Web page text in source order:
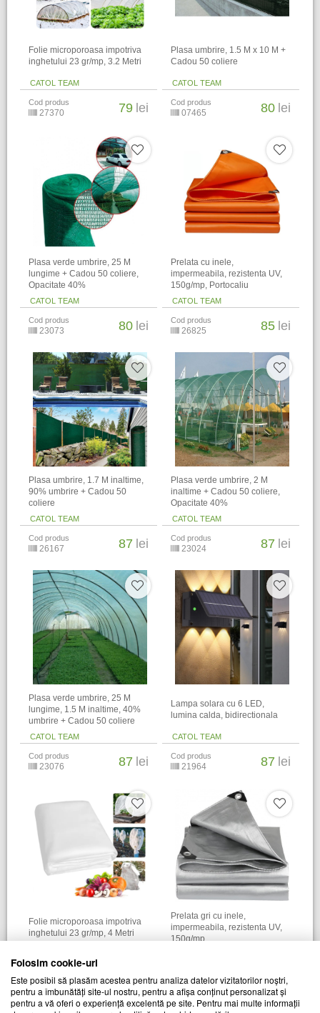
Folie microporoasa impotriva
inghetului 23 gr/mp, 3.2 Metri
CATOL TEAM
Cod produs
27370 79 lei
Plasa umbrire, 1.5 M x 10 M +
Cadou 50 coliere
CATOL TEAM
Cod produs
07465 80 lei
Plasa verde umbrire, 25 M
lungime + Cadou 50 coliere,
Opacitate 40%
CATOL TEAM
Cod produs
23073 80 lei
Prelata cu inele,
impermeabila, rezistenta UV,
150g/mp, Portocaliu
CATOL TEAM
Cod produs
26825 85 lei
Plasa umbrire, 1.7 M inaltime,
90% umbrire + Cadou 50
coliere
CATOL TEAM
Cod produs
26167 87 lei
Plasa verde umbrire, 2 M
inaltime + Cadou 50 coliere,
Opacitate 40%
CATOL TEAM
Cod produs
23024 87 lei
Plasa verde umbrire, 25 M
lungime, 1.5 M inaltime, 40%
umbrire + Cadou 50 coliere
CATOL TEAM
Cod produs
23076 87 lei
Lampa solara cu 6 LED,
lumina calda, bidirectionala
CATOL TEAM
Cod produs
21964 87 lei
Folie microporoasa impotriva
inghetului 23 gr/mp, 4 Metri
27371 90 lei
Prelata gri cu inele,
impermeabila, rezistenta UV,
150g/mp
26530 89 lei
Folosim cookie-uri
Este posibil să plasăm acestea pentru analiza datelor vizitatorilor noștri,
pentru a îmbunătăți site-ul nostru, pentru a afișa conținut personalizat și
pentru a vă oferi o experiență excelentă pe site. Pentru mai multe informații